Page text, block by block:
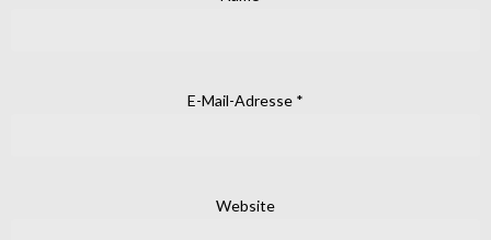
E-Mail-Adresse *
Website